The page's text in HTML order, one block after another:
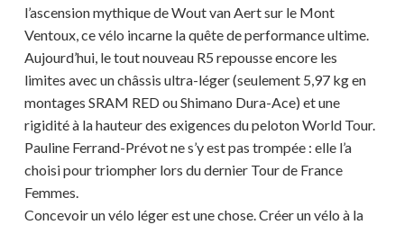
l’ascension mythique de Wout van Aert sur le Mont
Ventoux, ce vélo incarne la quête de performance ultime.
Aujourd’hui, le tout nouveau R5 repousse encore les
limites avec un châssis ultra-léger (seulement 5,97 kg en
montages SRAM RED ou Shimano Dura-Ace) et une
rigidité à la hauteur des exigences du peloton World Tour.
Pauline Ferrand-Prévot ne s’y est pas trompée : elle l’a
choisi pour triompher lors du dernier Tour de France
Femmes.
Concevoir un vélo léger est une chose. Créer un vélo à la